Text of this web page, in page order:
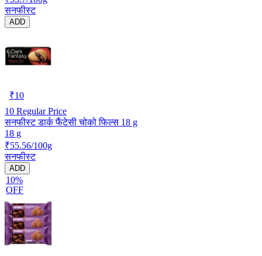
सनफीस्ट
ADD
₹10
10 Regular Price
सनफीस्ट डार्क फैंटेसी चोको फिल्स 18 g
18 g
₹55.56/100g
सनफीस्ट
ADD
10%
OFF